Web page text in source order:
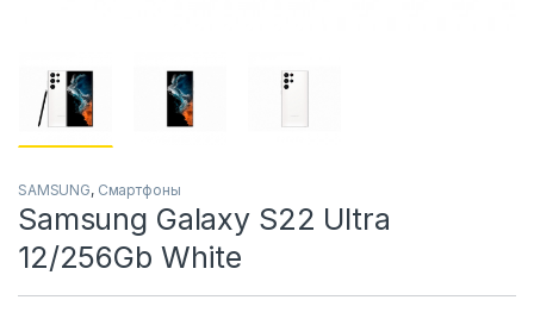
SAMSUNG, Смартфоны
Samsung Galaxy S22 Ultra
12/256Gb White